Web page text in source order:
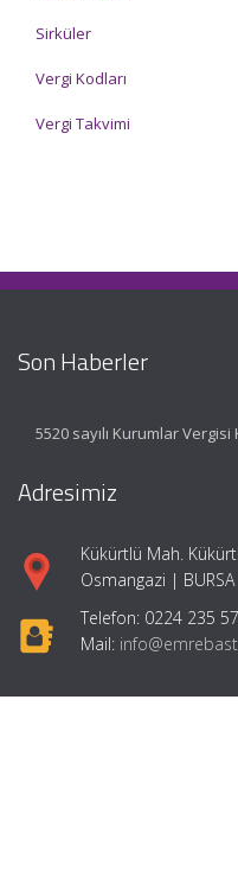
Sirküler
Vergi Kodları
Vergi Takvimi
Son Haberler
5520 sayılı Kurumlar
Adresimiz
Kükürtlü Mah.
Osmangazi | BURSA
Telefon: 0224 235
Mail:
Hızlı Menü